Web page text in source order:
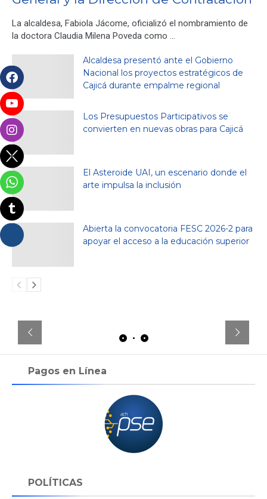
La alcaldesa, Fabiola Jácome, oficializó el nombramiento de
la doctora Claudia Milena Poveda como …
Alcaldesa presentó ante el Gobierno
Nacional los proyectos estratégicos de
Cajicá durante empalme regional
Los Presupuestos Participativos se
convierten en nuevas obras para Cajicá
El Asteroide UAI, un escenario donde el
arte impulsa la inclusión
Abierta la convocatoria FESC 2026-2 para
apoyar el acceso a la educación superior
Pagos en Línea
POLÍTICAS